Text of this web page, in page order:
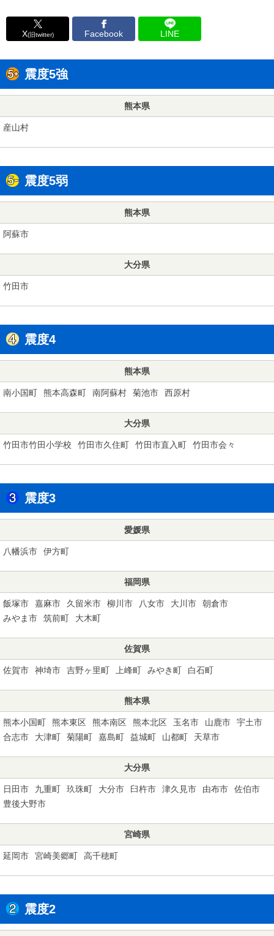
X(旧twitter) Facebook LINE
震度5強
熊本県
産山村
震度5弱
熊本県
阿蘇市
大分県
竹田市
震度4
熊本県
南小国町 熊本高森町 南阿蘇村 菊池市 西原村
大分県
竹田市竹田小学校 竹田市久住町 竹田市直入町 竹田市会々
震度3
愛媛県
八幡浜市 伊方町
福岡県
飯塚市 嘉麻市 久留米市 柳川市 八女市 大川市
朝倉市
みやま市
筑前町 大木町
佐賀県
佐賀市 神埼市 吉野ヶ里町 上峰町 みやき町 白石町
熊本県
熊本小国町 熊本東区 熊本南区 熊本北区 玉名市 山鹿市
宇土市
合志市
大津町 菊陽町 嘉島町 益城町 山都町 天草市
大分県
日田市 九重町 玖珠町 大分市 臼杵市 津久見市 由布市
佐伯市
豊後大野市
宮崎県
延岡市 宮崎美郷町 高千穂町
震度2